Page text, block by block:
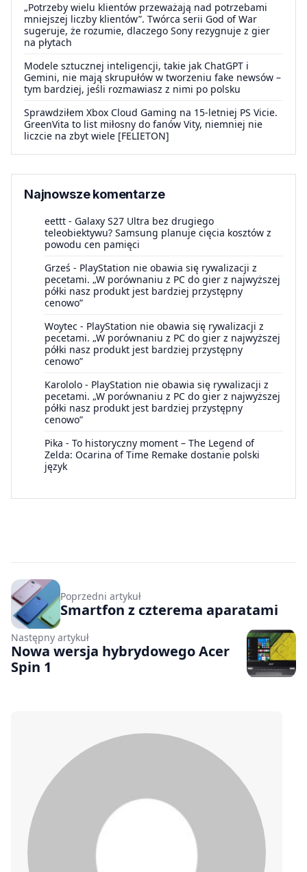
„Potrzeby wielu klientów przeważają nad potrzebami
mniejszej liczby klientów”. Twórca serii God of War
sugeruje, że rozumie, dlaczego Sony rezygnuje z gier
na płytach
Modele sztucznej inteligencji, takie jak ChatGPT i
Gemini, nie mają skrupułów w tworzeniu fake newsów –
tym bardziej, jeśli rozmawiasz z nimi po polsku
Sprawdziłem Xbox Cloud Gaming na 15-letniej PS Vicie.
GreenVita to list miłosny do fanów Vity, niemniej nie
liczcie na zbyt wiele [FELIETON]
Najnowsze komentarze
eettt - Galaxy S27 Ultra bez drugiego
teleobiektywu? Samsung planuje cięcia kosztów z
powodu cen pamięci
Grześ - PlayStation nie obawia się rywalizacji z
pecetami. „W porównaniu z PC do gier z najwyższej
półki nasz produkt jest bardziej przystępny
cenowo”
Woytec - PlayStation nie obawia się rywalizacji z
pecetami. „W porównaniu z PC do gier z najwyższej
półki nasz produkt jest bardziej przystępny
cenowo”
Karololo - PlayStation nie obawia się rywalizacji z
pecetami. „W porównaniu z PC do gier z najwyższej
półki nasz produkt jest bardziej przystępny
cenowo”
Pika - To historyczny moment – The Legend of
Zelda: Ocarina of Time Remake dostanie polski
język
Poprzedni artykuł
Smartfon z czterema aparatami
Następny artykuł
Nowa wersja hybrydowego Acer
Spin 1